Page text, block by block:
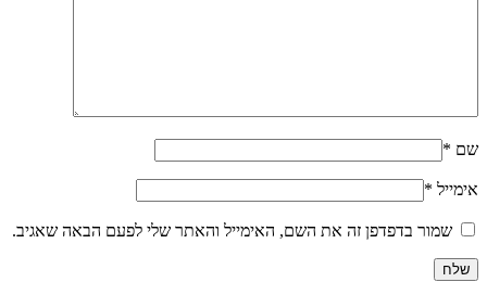
שם *
אימייל *
שמור בדפדפן זה את השם, האימייל והאתר שלי לפעם הבאה שאגיב.